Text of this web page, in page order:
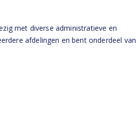
met diverse administratieve en
afdelingen en bent onderdeel van